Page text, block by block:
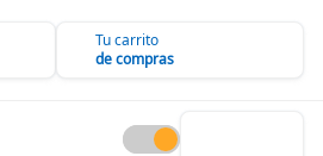
Tu carrito
de compras